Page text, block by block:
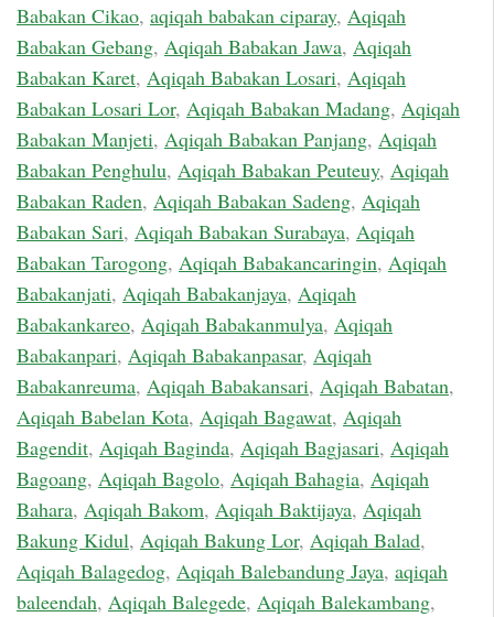
Babakan Cikao, aqiqah babakan ciparay, Aqiqah
Babakan Gebang, Aqiqah Babakan Jawa, Aqiqah
Babakan Karet, Aqiqah Babakan Losari, Aqiqah
Babakan Losari Lor, Aqiqah Babakan Madang, Aqiqah
Babakan Manjeti, Aqiqah Babakan Panjang, Aqiqah
Babakan Penghulu, Aqiqah Babakan Peuteuy, Aqiqah
Babakan Raden, Aqiqah Babakan Sadeng, Aqiqah
Babakan Sari, Aqiqah Babakan Surabaya, Aqiqah
Babakan Tarogong, Aqiqah Babakancaringin, Aqiqah
Babakanjati, Aqiqah Babakanjaya, Aqiqah
Babakankareo, Aqiqah Babakanmulya, Aqiqah
Babakanpari, Aqiqah Babakanpasar, Aqiqah
Babakanreuma, Aqiqah Babakansari, Aqiqah Babatan,
Aqiqah Babelan Kota, Aqiqah Bagawat, Aqiqah
Bagendit, Aqiqah Baginda, Aqiqah Bagjasari, Aqiqah
Bagoang, Aqiqah Bagolo, Aqiqah Bahagia, Aqiqah
Bahara, Aqiqah Bakom, Aqiqah Baktijaya, Aqiqah
Bakung Kidul, Aqiqah Bakung Lor, Aqiqah Balad,
Aqiqah Balagedog, Aqiqah Balebandung Jaya, aqiqah
baleendah, Aqiqah Balegede, Aqiqah Balekambang,